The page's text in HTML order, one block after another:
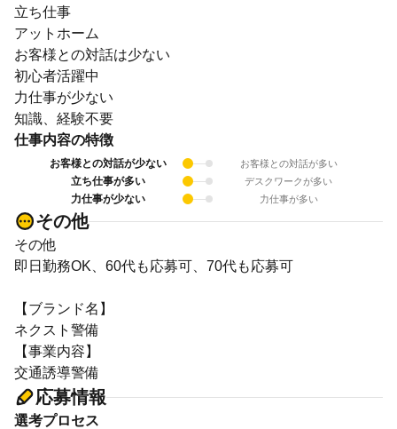
立ち仕事
アットホーム
お客様との対話は少ない
初心者活躍中
力仕事が少ない
知識、経験不要
仕事内容の特徴
お客様との対話が少ない お客様との対話が多い
立ち仕事が多い デスクワークが多い
力仕事が少ない 力仕事が多い
その他
その他
即日勤務OK、60代も応募可、70代も応募可
【ブランド名】
ネクスト警備
【事業内容】
交通誘導警備
応募情報
選考プロセス